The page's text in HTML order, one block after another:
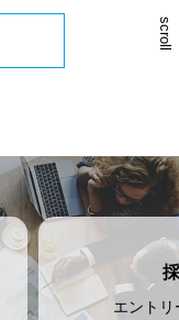
scroll
エント